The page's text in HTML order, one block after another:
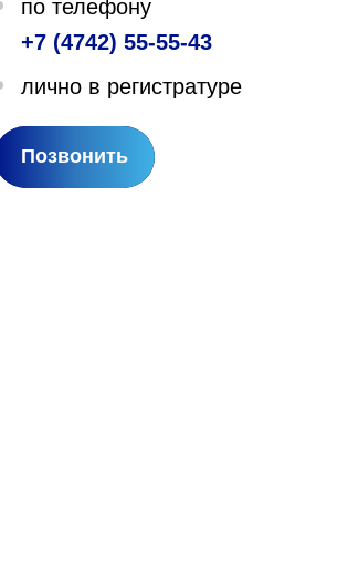
«Парус»
по телефону
+7 (4742) 55-55-43
лично в регистратуре
Позвонить